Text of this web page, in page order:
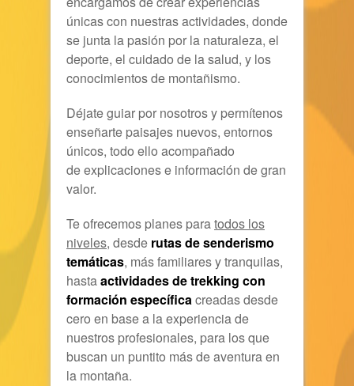
únicas con nuestras actividades, donde
se junta la pasión por la naturaleza, el
deporte, el cuidado de la salud, y los
conocimientos de montañismo.
Déjate guiar por nosotros y permítenos
enseñarte paisajes nuevos, entornos
únicos, todo ello acompañado
de explicaciones e información de gran
valor.
Te ofrecemos planes paratodos los
niveles, desde rutas de senderismo
temáticas, más familiares y tranquilas,
hastaactividades de trekking con
formación específicacreadas desde
cero en base a la experiencia de
nuestros profesionales, para los que
buscan un puntito más de aventura en
la montaña.